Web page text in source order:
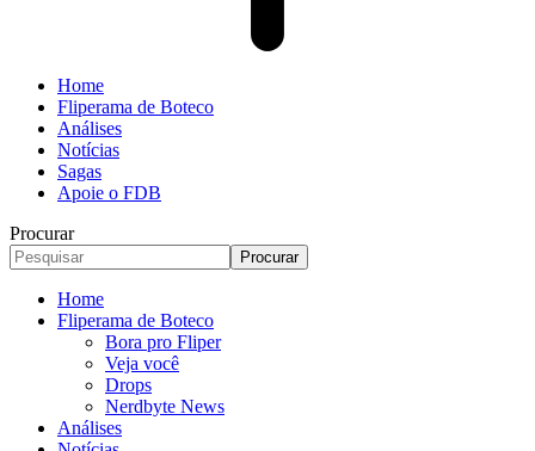
Home
Fliperama de Boteco
Análises
Notícias
Sagas
Apoie o FDB
Procurar
Home
Fliperama de Boteco
Bora pro Fliper
Veja você
Drops
Nerdbyte News
Análises